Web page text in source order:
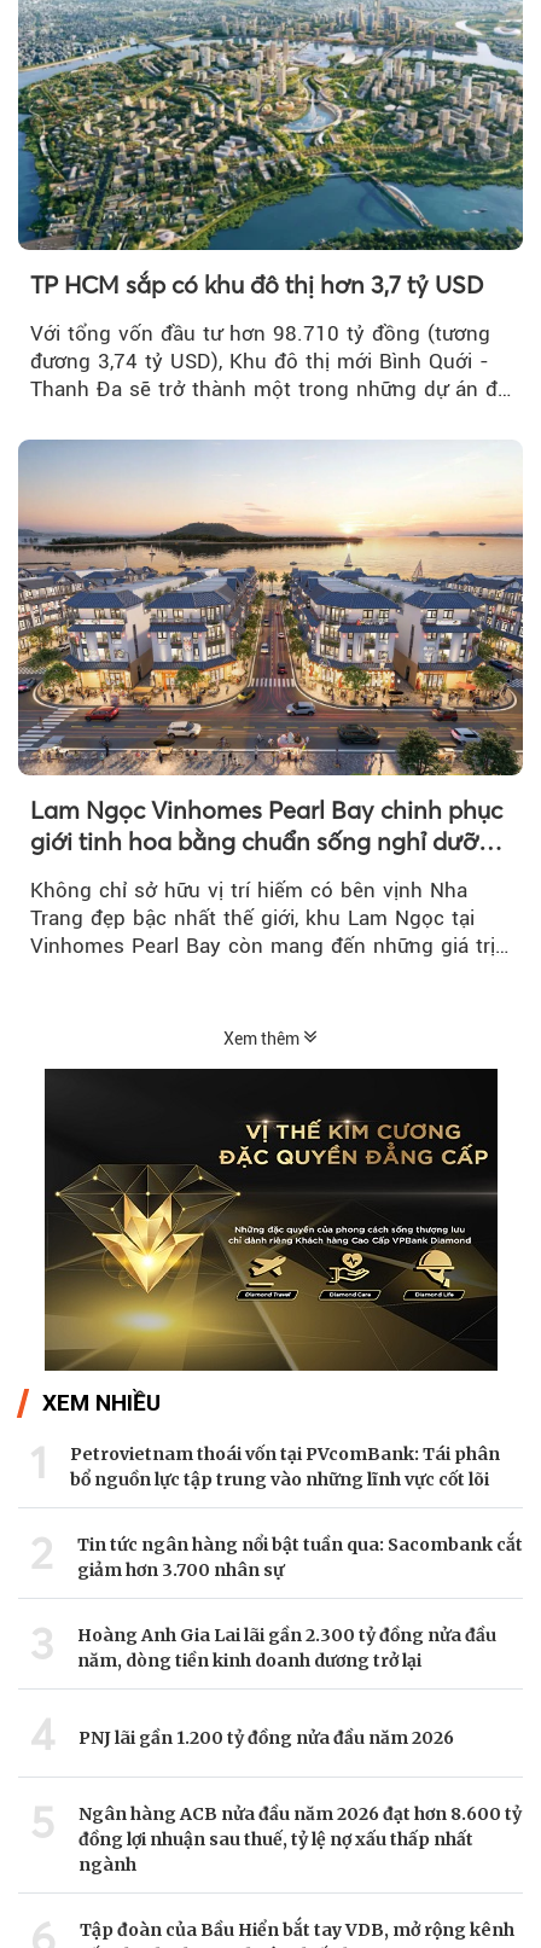
TP HCM sắp có khu đô thị hơn 3,7 tỷ USD
Với tổng vốn đầu tư hơn 98.710 tỷ đồng (tương
đương 3,74 tỷ USD), Khu đô thị mới Bình Quới -
Thanh Đa sẽ trở thành một trong những dự án đô
Lam Ngọc Vinhomes Pearl Bay chinh phục
giới tinh hoa bằng chuẩn sống nghỉ dưỡng
ven biển riêng tư, tiện nghi
Không chỉ sở hữu vị trí hiếm có bên vịnh Nha
Trang đẹp bậc nhất thế giới, khu Lam Ngọc tại
Vinhomes Pearl Bay còn mang đến những giá trị
Xem thêm
XEM NHIỀU
1
Petrovietnam thoái vốn tại PVcomBank: Tái phân
bổ nguồn lực tập trung vào những lĩnh vực cốt lõi
2
Tin tức ngân hàng nổi bật tuần qua: Sacombank cắt
giảm hơn 3.700 nhân sự
3
Hoàng Anh Gia Lai lãi gần 2.300 tỷ đồng nửa đầu
năm, dòng tiền kinh doanh dương trở lại
4 PNJ lãi gần 1.200 tỷ đồng nửa đầu năm 2026
5
Ngân hàng ACB nửa đầu năm 2026 đạt hơn 8.600 tỷ
đồng lợi nhuận sau thuế, tỷ lệ nợ xấu thấp nhất
ngành
Tập đoàn của Bầu Hiển bắt tay VDB, mở rộng kênh